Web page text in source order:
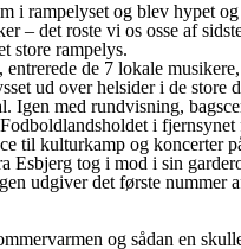
i rampelyset og blev hypet
– det roste vi os osse af
store rampelys.
de 7 lokale
ud over helsider i de store
med rundvisning,
i
til kulturkamp og koncerter
tog i mod i sin
udgiver det første nummer
og sådan en